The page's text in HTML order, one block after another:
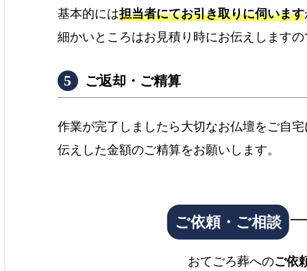
基本的には担当者にてお引き取りに伺います
細かいところはお見積り時にお伝えします
ご返却・ご精算
作業が完了しましたら大切なお仏壇をご自
伝えした金額のご精算をお願いします。
おてごろ葬へのご依